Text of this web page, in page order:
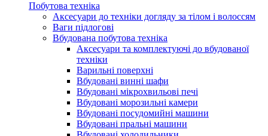
Побутова техніка
Аксесуари до техніки догляду за тілом і волоссям
Ваги підлогові
Вбудована побутова техніка
Аксесуари та комплектуючі до вбудованої
техніки
Варильні поверхні
Вбудовані винні шафи
Вбудовані мікрохвильові печі
Вбудовані морозильні камери
Вбудовані посудомийні машини
Вбудовані пральні машини